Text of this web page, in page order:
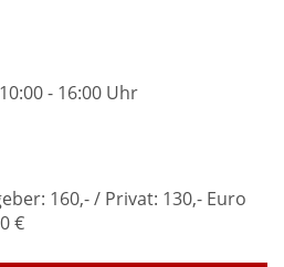
- 16:00 Uhr
160,- / Privat: 130,- Euro
€